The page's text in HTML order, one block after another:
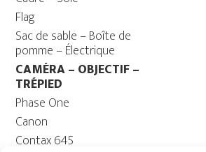
Flag
Sac de sable – Boîte de
pomme – Électrique
CAMÉRA – OBJECTIF –
TRÉPIED
Phase One
Canon
Contax 645